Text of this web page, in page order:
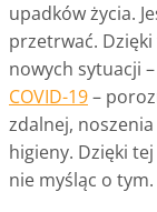
upadków życia.
przetrwać.
nowych sytuacji
COVID-19–
zdalnej,
higieny. Dzięki
nie myśląc o tym.